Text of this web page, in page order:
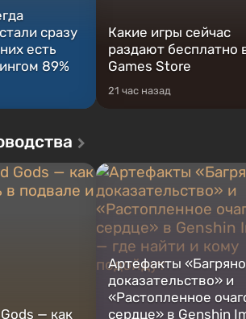
сразу
есть
89%
Какие игры сейчас
раздают бесплатно
Games Store
21 час назад
— как
Артефакты
доказательство» и
«Растопленное
сердце» в Genshin